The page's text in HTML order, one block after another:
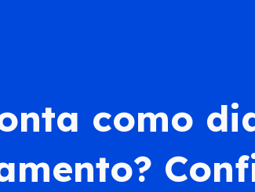
como